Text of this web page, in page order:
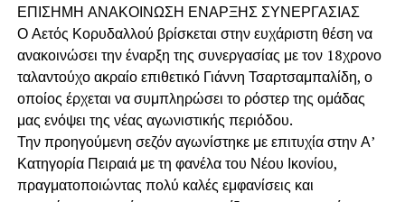
ΕΠΙΣΗΜΗ ΑΝΑΚΟΙΝΩΣΗ ΕΝΑΡΞΗΣ ΣΥΝΕΡΓΑΣΙΑΣ
Ο Αετός Κορυδαλλού βρίσκεται στην ευχάριστη θέση να
ανακοινώσει την έναρξη της συνεργασίας με τον 18χρονο
ταλαντούχο ακραίο επιθετικό Γιάννη Τσαρτσαμπαλίδη, ο
οποίος έρχεται να συμπληρώσει το ρόστερ της ομάδας
μας ενόψει της νέας αγωνιστικής περιόδου.
Την προηγούμενη σεζόν αγωνίστηκε με επιτυχία στην Α’
Κατηγορία Πειραιά με τη φανέλα του Νέου Ικονίου,
πραγματοποιώντας πολύ καλές εμφανίσεις και